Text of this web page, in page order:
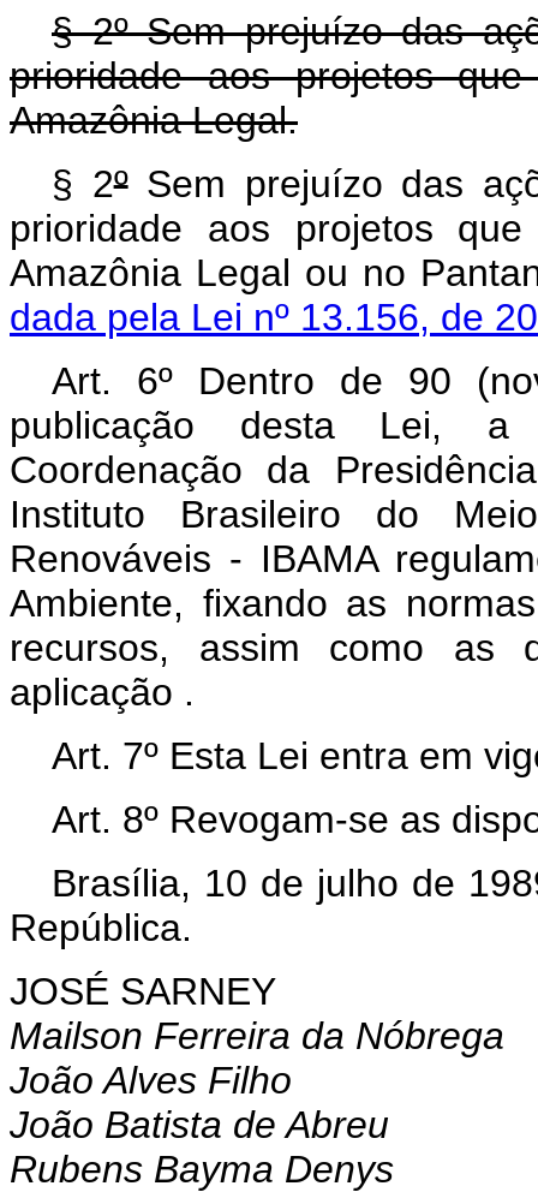
§ 2º Sem prejuízo das
prioridade aos projetos
Amazônia Legal.
§ 2ºSem prejuízo das
prioridade aos projetos
Amazônia Legal ou no
dada pela Lei nº 13.156, de
Art. 6º Dentro de 90
publicação desta Lei, a
Coordenação da
Instituto Brasileiro do
Renováveis - IBAMA
Ambiente, fixando as
recursos, assim como as
aplicação .
Art. 7º Esta Lei entra em
Art. 8º Revogam-se as
Brasília, 10 de julho de
República.
JOSÉ SARNEY
Mailson Ferreira da Nóbrega
João Alves Filho
João Batista de Abreu
Rubens Bayma Denys